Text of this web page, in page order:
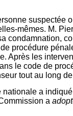
suspectée
mêmes. M.
condamnation,
procédure
Après les
le code de
tout au long
a
a